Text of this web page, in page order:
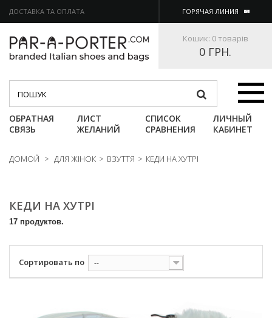
ДОСТАВКА ТА ОПЛАТА ГОРЯЧАЯ ЛИНИЯ
Кошик: 0 товарів
0 ГРН.
Категории
ОБРАТНАЯ
СВЯЗЬ
ЛИСТ
ЖЕЛАНИЙ
СПИСОК
СРАВНЕНИЯ
ЛИЧНЫЙ
КАБИНЕТ
ДОМОЙ > ДЛЯ ЖІНОК > ВЗУТТЯ > КЕДИ НА ХУТРІ
КЕДИ НА ХУТРІ
17 продуктов.
Сортировать по --